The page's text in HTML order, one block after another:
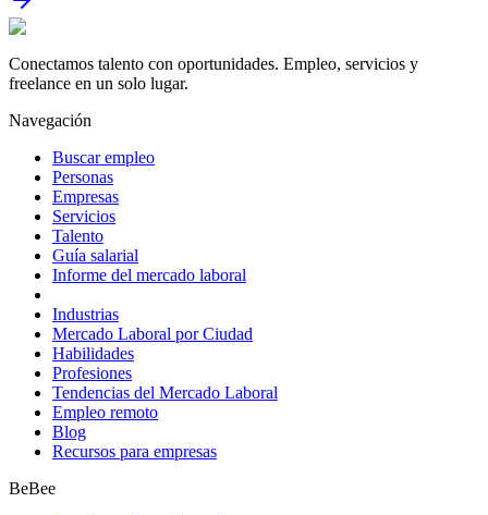
Conectamos talento con oportunidades. Empleo, servicios y
freelance en un solo lugar.
Navegación
Buscar empleo
Personas
Empresas
Servicios
Talento
Guía salarial
Informe del mercado laboral
Industrias
Mercado Laboral por Ciudad
Habilidades
Profesiones
Tendencias del Mercado Laboral
Empleo remoto
Blog
Recursos para empresas
BeBee